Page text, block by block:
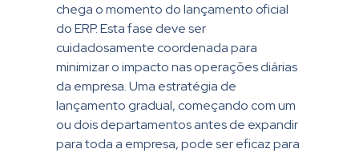
chega o momento do lançamento oficial
do ERP. Esta fase deve ser
cuidadosamente coordenada para
minimizar o impacto nas operações diárias
da empresa. Uma estratégia de
lançamento gradual, começando com um
ou dois departamentos antes de expandir
para toda a empresa, pode ser eficaz para